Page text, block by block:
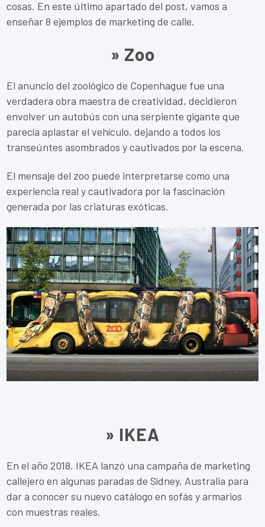
cosas. En este último apartado del post, vamos a
enseñar 8 ejemplos de marketing de calle.
» Zoo
El anuncio del zoológico de Copenhague fue una
verdadera obra maestra de creatividad, decidieron
envolver un autobús con una serpiente gigante que
parecía aplastar el vehículo, dejando a todos los
transeúntes asombrados y cautivados por la escena.
El mensaje del zoo puede interpretarse como una
experiencia real y cautivadora por la fascinación
generada por las criaturas exóticas.
» IKEA
En el año 2018, IKEA lanzó una campaña de marketing
callejero en algunas paradas de Sídney, Australia para
dar a conocer su nuevo catálogo en sofás y armarios
con muestras reales.